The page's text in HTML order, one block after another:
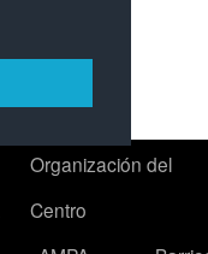
Organización del
Centro